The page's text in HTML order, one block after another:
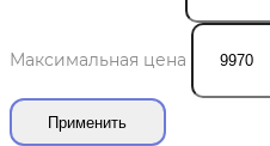
Максимальная цена
Применить